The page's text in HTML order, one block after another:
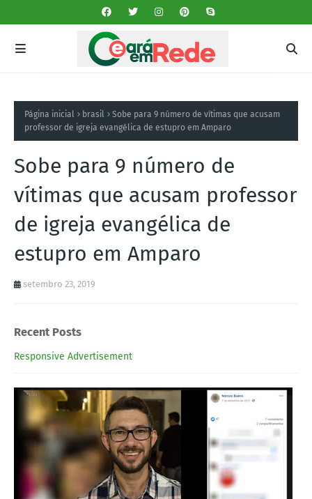
Página inicial brasil
Sobe para 9 número de vítimas que acusam
professor de igreja evangélica de estupro em Amparo
Sobe para 9 número de
vítimas que acusam professor
de igreja evangélica de
estupro em Amparo
setembro 23, 2019
Recent Posts
Responsive Advertisement